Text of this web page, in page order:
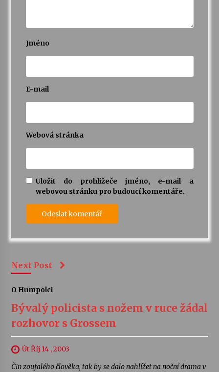
30. 6. 2026
Jméno
E-mail
Webová stránka
Uložit do prohlížeče jméno, e-mail a
webovou stránku pro budoucí komentáře.
Next Post
O Humpolci
Bývalý policista s nožem v ruce žádal
rozhovor s Grossem
Út Říj 14 , 2003
Čin zoufalého člověka, tak by se dalo nahlížet na noční drama v